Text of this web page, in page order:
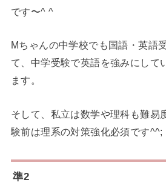
です〜^ ^
Mちゃんの中学校でも国語・英語
て、中学受験で英語を強みにして
ます。
そして、私立は数学や理科も難易
験前は理系の対策強化必須です^^;
準2